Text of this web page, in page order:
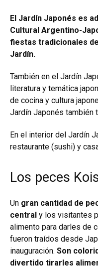
El Jardín Japonés es
Cultural Argentino-
fiestas tradicionales
Jardín.
También en el Jardín
literatura y temática
de cocina y cultura
Jardín Japonés también
En el interior del Jardín
restaurante (sushi) y
Los peces
Un gran cantidad de
central y los visitantes
alimento para darles de
fueron traídos desde
inauguración. Son
divertido tirarles